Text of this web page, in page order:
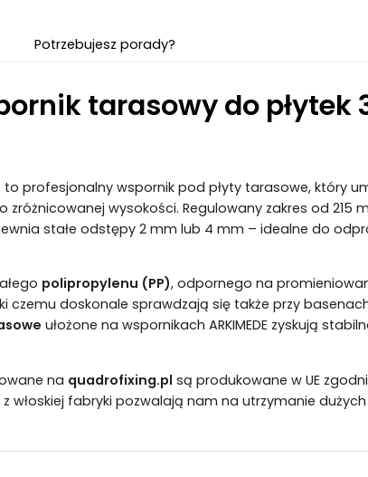
Potrzebujesz porady?
tarasowy do płytek
to profesjonalny wspornik pod płyty tarasowe, który
wysokości. Regulowany zakres od 215
stałe odstępy 2 mm lub 4 mm – idealne do
polipropylenu (PP), odpornego na
czemu doskonale sprawdzają się także przy
ułożone na wspornikach ARKIMEDE zyskują
na quadrofixing.pl są produkowane w UE
włoskiej fabryki pozwalają nam na utrzymanie